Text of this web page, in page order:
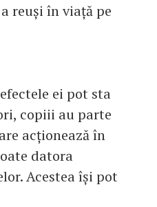
reuși în viață pe
ei pot sta
copiii au parte
acționează în
datora
Acestea își pot